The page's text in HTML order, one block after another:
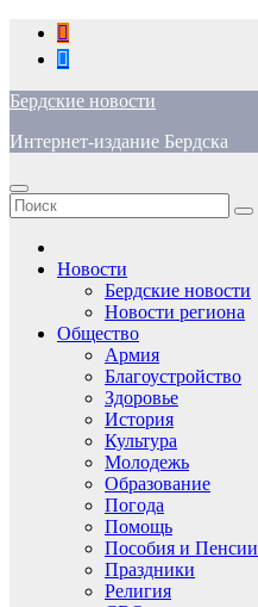
Перейти
содержимому
Бердские новости
Интернет-издание Бердска
Новости
Бердские новости
Новости региона
Общество
Армия
Благоустройство
Здоровье
История
Культура
Молодежь
Образование
Погода
Помощь
Пособия и Пенсии
Праздники
Религия